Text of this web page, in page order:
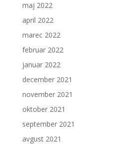
maj 2022
april 2022
marec 2022
februar 2022
januar 2022
december 2021
november 2021
oktober 2021
september 2021
avgust 2021